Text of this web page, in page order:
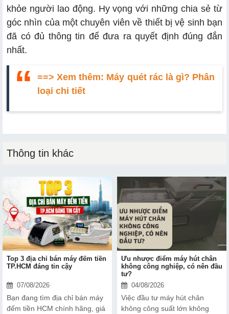
khỏe người lao động. Hy vọng với những chia sẻ từ
góc nhìn của một chuyên viên về thiết bị vệ sinh bạn
đã có đủ thông tin để đưa ra quyết định đúng đắn
nhất.
==> Xem thêm: Máy quét rác là gì? Phân
loại chi tiết
Thông tin khác
Top 3 địa chỉ bán máy đếm tiền
TP.HCM đáng tin cậy
07/08/2026
Bạn đang tìm địa chỉ bán máy
đếm tiền HCM chính hãng, giá
Ưu nhược điểm máy hút chân
không công nghiệp, có nên đầu
tư?
04/08/2026
Việc đầu tư máy hút chân
không công suất lớn không